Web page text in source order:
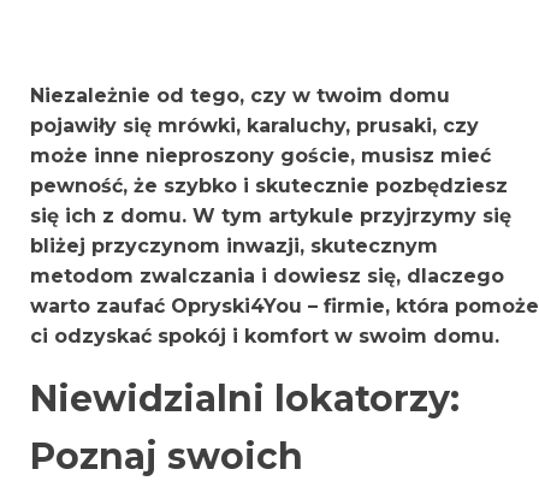
Niezależnie od tego, czy w twoim domu
pojawiły się mrówki, karaluchy, prusaki, czy
może inne nieproszony goście, musisz mieć
pewność, że szybko i skutecznie pozbędziesz
się ich z domu. W tym artykule przyjrzymy się
bliżej przyczynom inwazji, skutecznym
metodom zwalczania i dowiesz się, dlaczego
warto zaufać Opryski4You – firmie, która pomoże
ci odzyskać spokój i komfort w swoim domu.
Niewidzialni lokatorzy:
Poznaj swoich